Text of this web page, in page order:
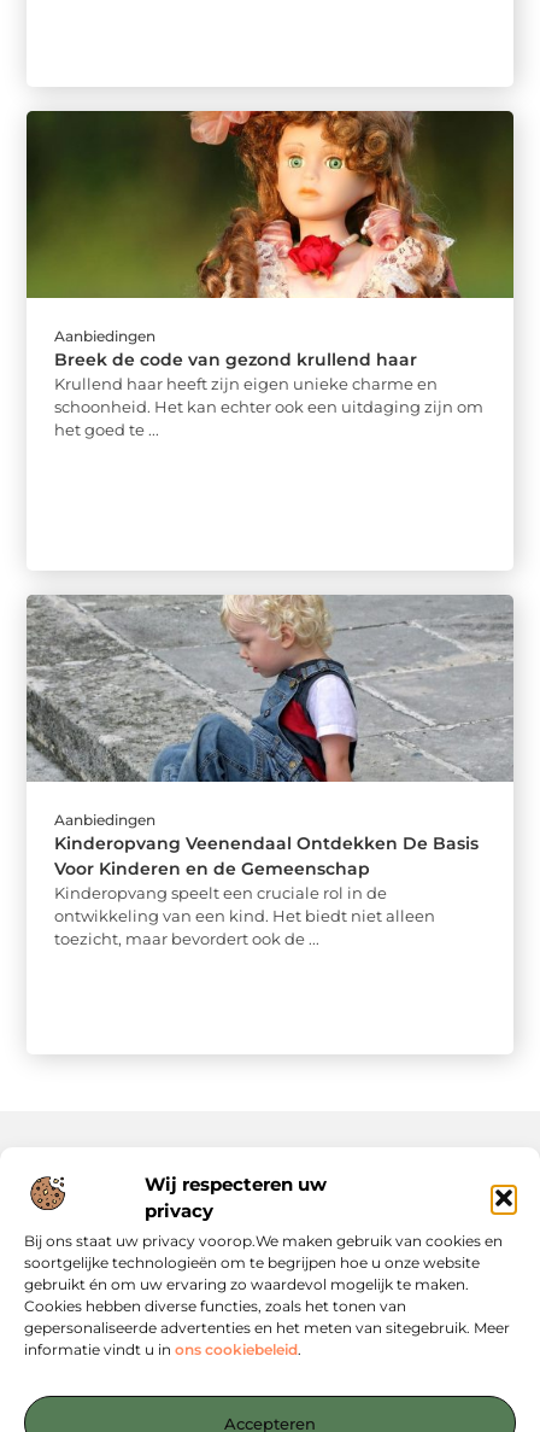
Wij respecteren uw
privacy
Bij ons staat uw privacy voorop.We maken gebruik van cookies en
soortgelijke technologieën om te begrijpen hoe u onze website
gebruikt én om uw ervaring zo waardevol mogelijk te maken.
Cookies hebben diverse functies, zoals het tonen van
gepersonaliseerde advertenties en het meten van sitegebruik. Meer
informatie vindt u in ons cookiebeleid.
Accepteren
Aanbiedingen
Breek de code van gezond krullend haar
Krullend haar heeft zijn eigen unieke charme en
schoonheid. Het kan echter ook een uitdaging zijn om
het goed te ...
Aanbiedingen
Kinderopvang Veenendaal Ontdekken De Basis
Voor Kinderen en de Gemeenschap
Kinderopvang speelt een cruciale rol in de
ontwikkeling van een kind. Het biedt niet alleen
toezicht, maar bevordert ook de ...
Onze informatie